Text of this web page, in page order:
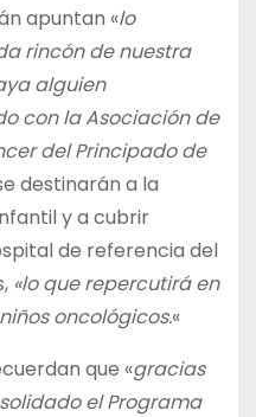
apuntan «lo
rincón de nuestra
alguien
con la Asociación de
del Principado de
destinarán a la
y a cubrir
de referencia del
«lo que repercutirá en
oncológicos.«
que «gracias
el Programa